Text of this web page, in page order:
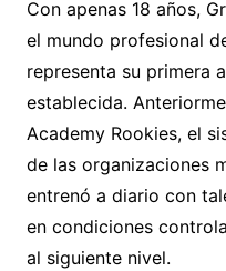
Con apenas 18 años,
el mundo profesional
representa su primera
establecida.
Academy Rookies, el
de las organizaciones
entrenó a diario con
en condiciones
al siguiente nivel.